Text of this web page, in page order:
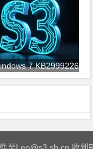
7 KB2999226 安全